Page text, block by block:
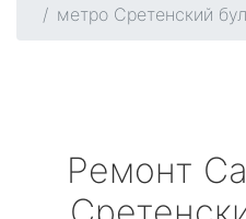
метро Сретенский
Ремонт